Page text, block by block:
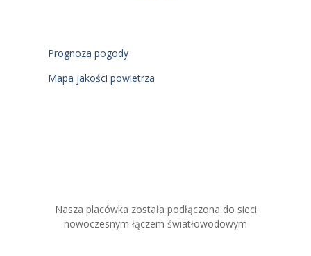
Prognoza pogody
Mapa jakości powietrza
Nasza placówka została podłączona do sieci
nowoczesnym łączem światłowodowym